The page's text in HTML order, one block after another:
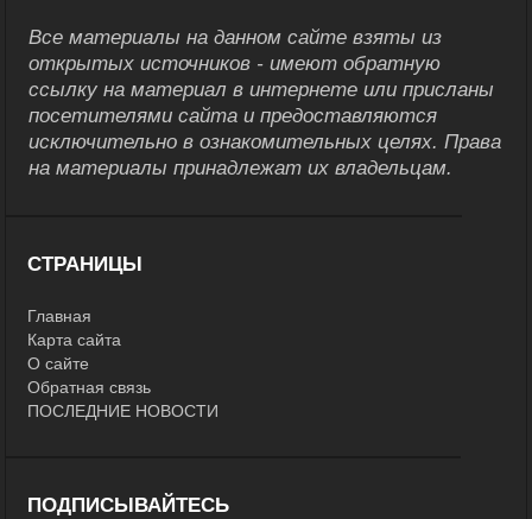
Все материалы на данном сайте взяты из
открытых источников - имеют обратную
ссылку на материал в интернете или присланы
посетителями сайта и предоставляются
исключительно в ознакомительных целях. Права
на материалы принадлежат их владельцам.
СТРАНИЦЫ
Главная
Карта сайта
О сайте
Обратная связь
ПОСЛЕДНИЕ НОВОСТИ
ПОДПИСЫВАЙТЕСЬ